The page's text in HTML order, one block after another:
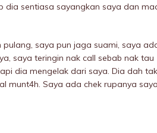
sentiasa sayangkan saya dan
saya pun jaga suami, saya
saya teringin nak call sebab nak tau
dia mengelak dari saya. Dia dah tak
munt4h. Saya ada chek rupanya saya